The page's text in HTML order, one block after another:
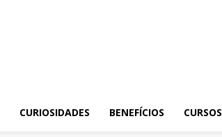
CURIOSIDADES BENEFÍCIOS CURSOS